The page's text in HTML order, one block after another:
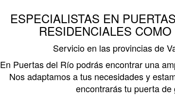
ESPECIALISTAS EN
RESIDENCIALES
Servicio en las provincias de
En Puertas del Río podrás encontrar una
Nos adaptamos a tus necesidades y
encontrarás tu puerta de